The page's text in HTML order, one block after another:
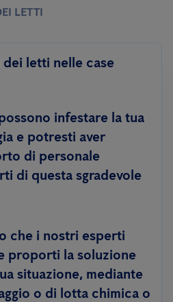
LETTI
letti nelle case
infestare la tua
e potresti aver
di personale
di questa sgradevole
che i nostri esperti
proporti la soluzione
situazione, mediante
o di lotta chimica o